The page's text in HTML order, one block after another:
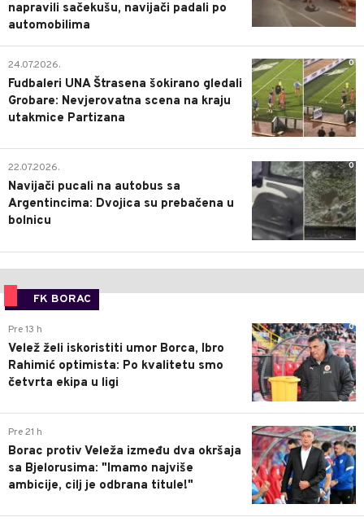
napravili sačekušu, navijači padali po
automobilima
0
24.07.2026.
Fudbaleri UNA Štrasena šokirano gledali
Grobare: Nevjerovatna scena na kraju
utakmice Partizana
0
22.07.2026.
Navijači pucali na autobus sa
Argentincima: Dvojica su prebačena u
bolnicu
FK BORAC
0
Pre 13 h
Velež želi iskoristiti umor Borca, Ibro
Rahimić optimista: Po kvalitetu smo
četvrta ekipa u ligi
0
Pre 21 h
Borac protiv Veleža između dva okršaja
sa Bjelorusima: "Imamo najviše
ambicije, cilj je odbrana titule!"